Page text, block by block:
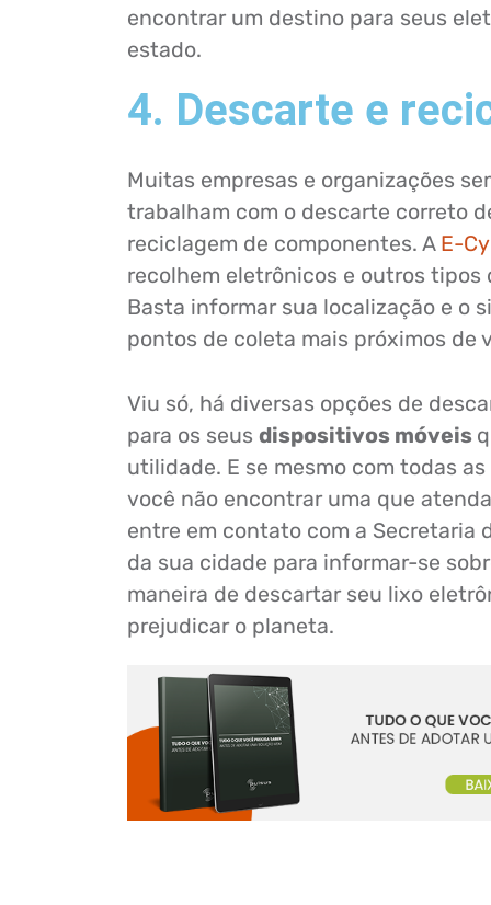
encontrar um destino para seus
estado.
4. Descarte e
Muitas empresas e organizações
trabalham com o descarte correto
reciclagem de componentes. A E-
recolhem eletrônicos e outros tipos
Basta informar sua localização e o
pontos de coleta mais próximos de
Viu só, há diversas opções de
para os seus dispositivos móveis
utilidade. E se mesmo com todas
você não encontrar uma que
entre em contato com a Secretaria
da sua cidade para informar-se
maneira de descartar seu lixo
prejudicar o planeta.